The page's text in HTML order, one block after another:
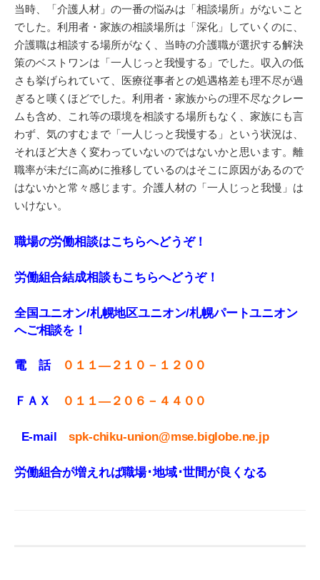
当時、「介護人材」の一番の悩みは「相談場所』がないこと
でした。利用者・家族の相談場所は「深化」していくのに、
介護職は相談する場所がなく、当時の介護職が選択する解決
策のベストワンは「一人じっと我慢する」でした。収入の低
さも挙げられていて、医療従事者との処遇格差も理不尽が過
ぎると嘆くほどでした。利用者・家族からの理不尽なクレー
ムも含め、これ等の環境を相談する場所もなく、家族にも言
わず、気のすむまで「一人じっと我慢する」という状況は、
それほど大きく変わっていないのではないかと思います。離
職率が未だに高めに推移しているのはそこに原因があるので
はないかと常々感じます。介護人材の「一人じっと我慢」は
いけない。
職場の労働相談はこちらへどうぞ！
労働組合結成相談もこちらへどうぞ！
全国ユニオン/札幌地区ユニオン/札幌パートユニオン
へご相談を！
電 話 ０１１—２１０－１２００
ＦＡＸ ０１１—２０６－４４００
E-mailspk-chiku-union@mse.biglobe.ne.jp
労働組合が増えれば職場･地域･世間が良くなる